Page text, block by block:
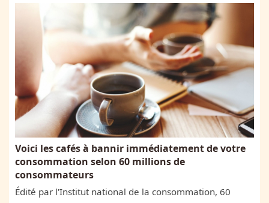
Voici les cafés à bannir immédiatement de votre
consommation selon 60 millions de
consommateurs
Édité par l'Institut national de la consommation, 60